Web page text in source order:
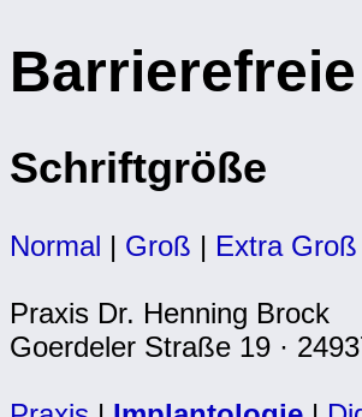
Schriftgröße
Normal | Groß | Extra Groß
Praxis Dr. Henning Brock
Goerdeler Straße 19 ·